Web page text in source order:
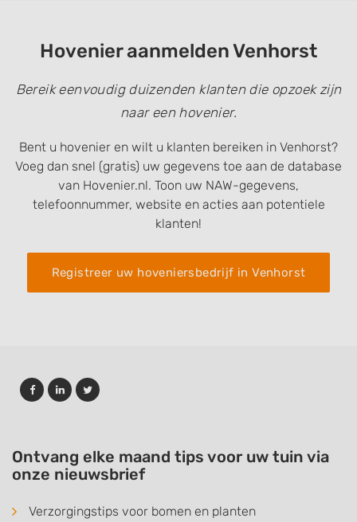
Hovenier aanmelden Venhorst
Bereik eenvoudig duizenden klanten die opzoek zijn
naar een hovenier.
Bent u hovenier en wilt u klanten bereiken in Venhorst?
Voeg dan snel (gratis) uw gegevens toe aan de database
van Hovenier.nl. Toon uw NAW-gegevens,
telefoonnummer, website en acties aan potentiele
klanten!
Registreer uw hoveniersbedrijf in Venhorst
Ontvang elke maand tips voor uw tuin via
onze nieuwsbrief
Verzorgingstips voor bomen en planten